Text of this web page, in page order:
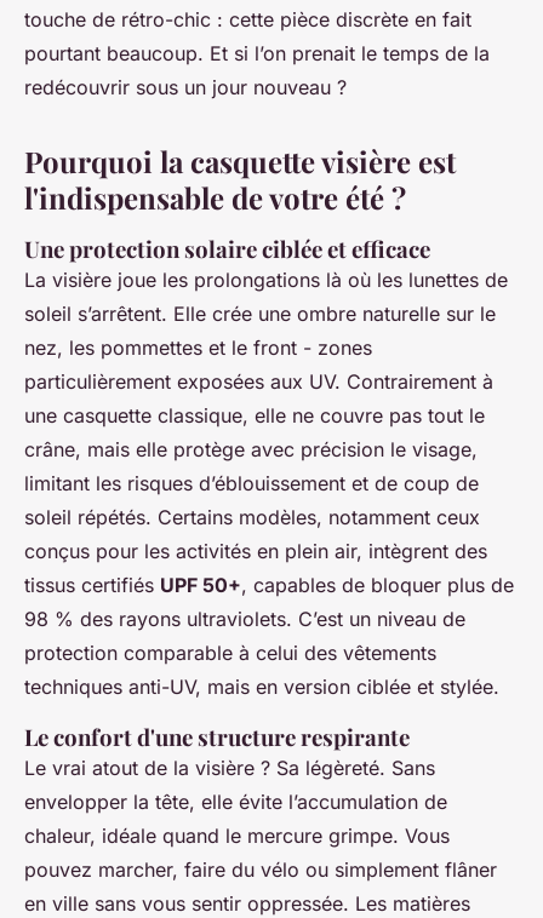
touche de rétro-chic : cette pièce discrète en fait
pourtant beaucoup. Et si l’on prenait le temps de la
redécouvrir sous un jour nouveau ?
Pourquoi la casquette visière est
l'indispensable de votre été ?
Une protection solaire ciblée et efficace
La visière joue les prolongations là où les lunettes de
soleil s’arrêtent. Elle crée une ombre naturelle sur le
nez, les pommettes et le front - zones
particulièrement exposées aux UV. Contrairement à
une casquette classique, elle ne couvre pas tout le
crâne, mais elle protège avec précision le visage,
limitant les risques d’éblouissement et de coup de
soleil répétés. Certains modèles, notamment ceux
conçus pour les activités en plein air, intègrent des
tissus certifiés UPF 50+, capables de bloquer plus de
98 % des rayons ultraviolets. C’est un niveau de
protection comparable à celui des vêtements
techniques anti-UV, mais en version ciblée et stylée.
Le confort d'une structure respirante
Le vrai atout de la visière ? Sa légèreté. Sans
envelopper la tête, elle évite l’accumulation de
chaleur, idéale quand le mercure grimpe. Vous
pouvez marcher, faire du vélo ou simplement flâner
en ville sans vous sentir oppressée. Les matières